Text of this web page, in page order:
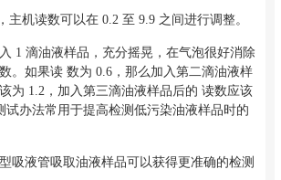
主机读数可以在 0.2 至 9.9 之间进行调整。
1 滴油液样品，充分摇晃，在气泡很好消除
。如果读 数为 0.6，那么加入第二滴油液样
为 1.2，加入第三滴油液样品后的 读数应该
试办法常用于提高检测低污染油液样品时的
吸液管吸取油液样品可以获得更准确的检测